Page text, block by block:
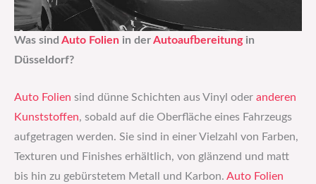
Was sind Auto Folien in der Autoaufbereitungin
Düsseldorf?
Auto Folien sind dünne Schichten aus Vinyl oder anderen
Kunststoffen, sobald auf die Oberfläche eines Fahrzeugs
aufgetragen werden. Sie sind in einer Vielzahl von Farben,
Texturen und Finishes erhältlich, von glänzend und matt
bis hin zu gebürstetem Metall und Karbon. Auto Folien